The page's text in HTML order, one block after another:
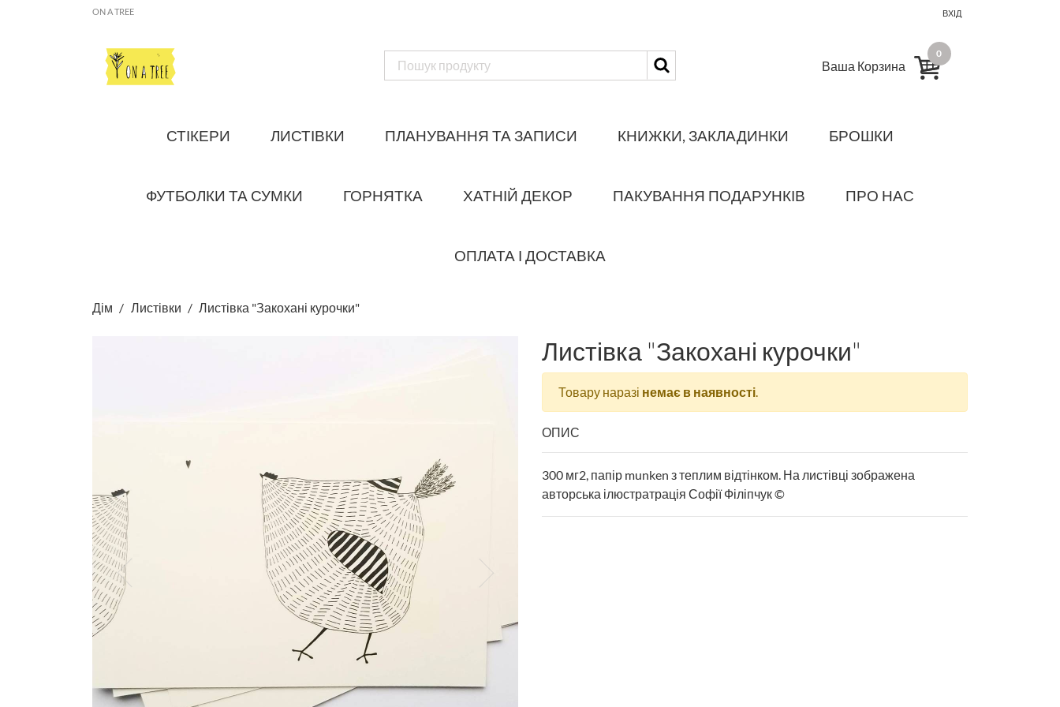
ON A TREE ВХІД
Ваша Корзина
0
СТІКЕРИ ЛИСТІВКИ ПЛАНУВАННЯ ТА ЗАПИСИ КНИЖКИ, ЗАКЛАДИНКИ БРОШКИ
ФУТБОЛКИ ТА СУМКИ ГОРНЯТКА ХАТНІЙ ДЕКОР ПАКУВАННЯ ПОДАРУНКІВ ПРО НАС
ОПЛАТА І ДОСТАВКА
Дім Листівки Листівка "Закохані курочки"
Листівка "Закохані курочки"
Товару наразі немає в наявності.
ОПИС
300 мг2, папір munken з теплим відтінком. На листівці зображена
авторська ілюстратрація Софії Філіпчук ©